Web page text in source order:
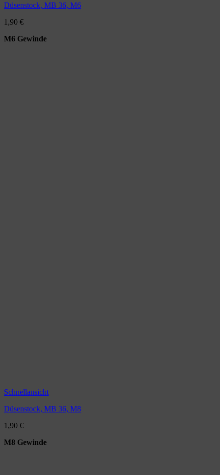
Düsenstock, MB 36, M6
1,90 €
M6 Gewinde
Schnellansicht
Düsenstock, MB 36, M8
1,90 €
M8 Gewinde